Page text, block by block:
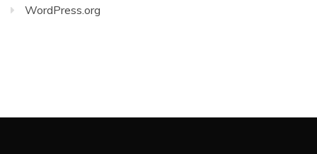
WordPress.org